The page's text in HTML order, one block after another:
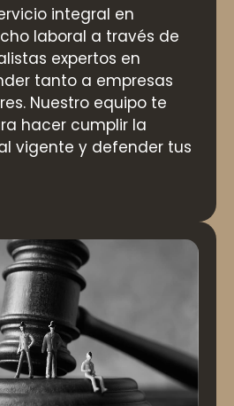
integral en
laboral a través de
expertos en
tanto a empresas
Nuestro equipo te
hacer cumplir la
vigente y defender tus